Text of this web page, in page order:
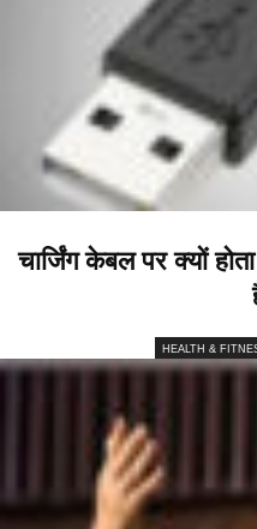
चार्जिंग केबल पर क्यों
HEALTH &